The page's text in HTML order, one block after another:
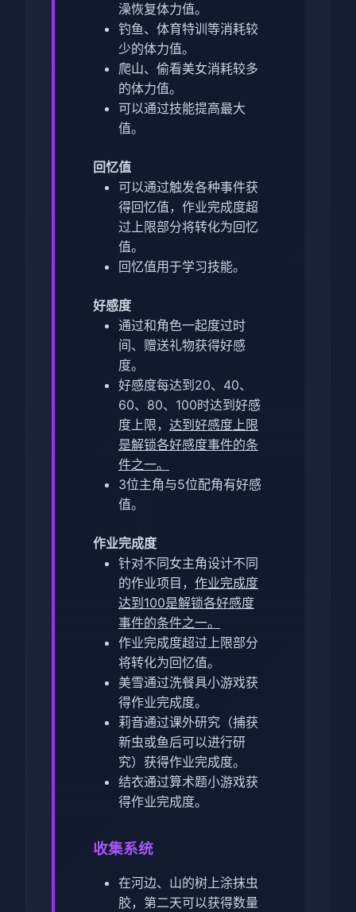
澡恢复体力值。
钓鱼、体育特训等消耗较
少的体力值。
爬山、偷看美女消耗较多
的体力值。
可以通过技能提高最大
值。
回忆值
可以通过触发各种事件获
得回忆值，作业完成度超
过上限部分将转化为回忆
值。
回忆值用于学习技能。
好感度
通过和角色一起度过时
间、赠送礼物获得好感
度。
好感度每达到20、40、
60、80、100时达到好感
度上限， 达到好感度上限
是解锁各好感度事件的条
件之一。
3位主角与5位配角有好感
值。
作业完成度
针对不同女主角设计不同
的作业项目， 作业完成度
达到100是解锁各好感度
事件的条件之一。
作业完成度超过上限部分
将转化为回忆值。
美雪通过洗餐具小游戏获
得作业完成度。
莉音通过课外研究（捕获
新虫或鱼后可以进行研
究）获得作业完成度。
结衣通过算术题小游戏获
得作业完成度。
收集系统
在河边、山的树上涂抹虫
胶，第二天可以获得数量